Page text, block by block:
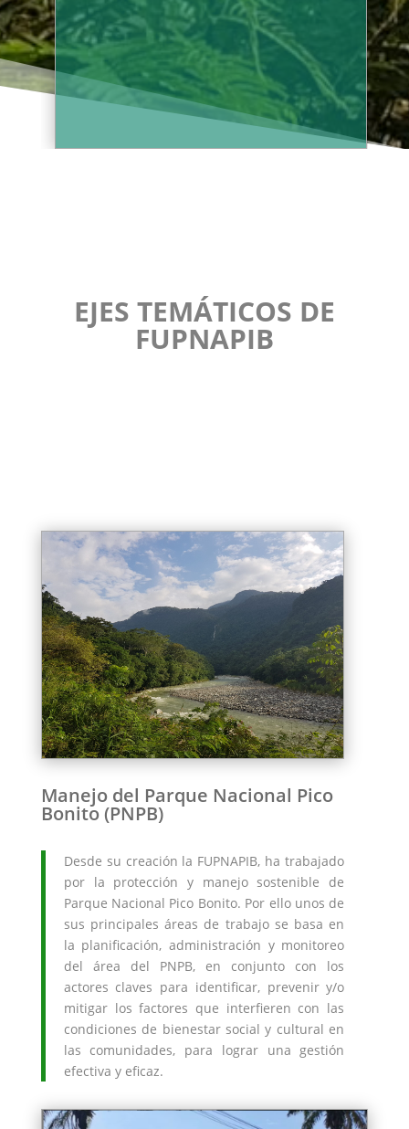
EJES TEMÁTICOS DE
FUPNAPIB
Manejo del Parque Nacional Pico
Bonito (PNPB)
Desde su creación la FUPNAPIB, ha trabajado
por la protección y manejo sostenible de
Parque Nacional Pico Bonito. Por ello unos de
sus principales áreas de trabajo se basa en
la planificación, administración y monitoreo
del área del PNPB, en conjunto con los
actores claves para identificar, prevenir y/o
mitigar los factores que interfieren con las
condiciones de bienestar social y cultural en
las comunidades, para lograr una gestión
efectiva y eficaz.